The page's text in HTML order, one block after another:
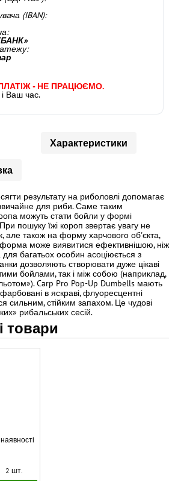
(IBAN):
- НЕ ПРАЦЮЄМО.
Ваш час.
Характеристики
результату на риболовлі допомагає
для риби. Саме таким
можуть стати бойли у формі
пошуку їжі короп звертає увагу не
але також на форму харчового об'єкта,
може виявитися ефективнішою, ніж
багатьох особин асоціюється з
дозволяють створювати дуже цікаві
бойлами, так і між собою (наприклад,
Carp Pro Pop-Up Dumbells мають
в яскраві, флуоресцентні
сильним, стійким запахом. Це чудові
рибальських сесій.
товари
2 шт.